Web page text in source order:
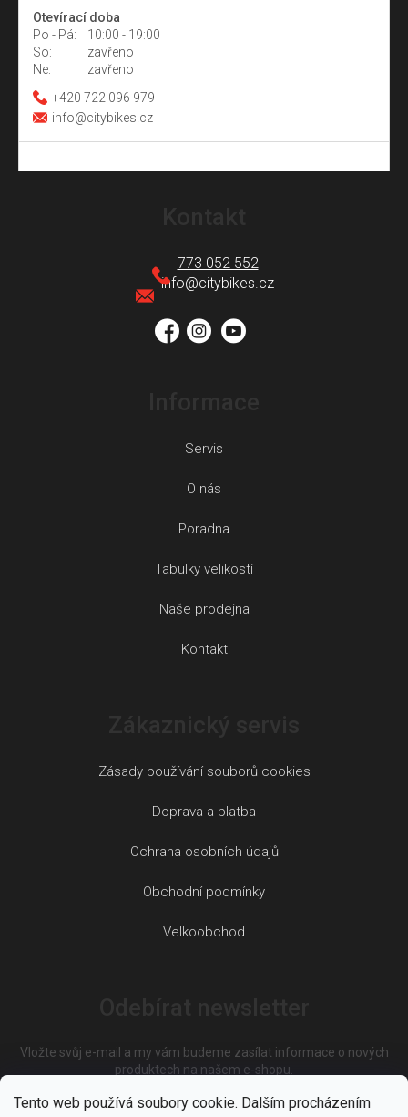
Tento web používá soubory cookie. Dalším procházením
Otevírací doba
Po - Pá:
10:00 - 19:00
So:
zavřeno
Ne:
zavřeno
+420 722 096 979
info@citybikes.cz
info@citybikes.cz
773 052 552
Servis
O nás
Poradna
Tabulky velikostí
Naše prodejna
Kontakt
Zásady používání souborů cookies
Doprava a platba
Ochrana osobních údajů
Obchodní podmínky
Velkoobchod
Vložte svůj e-mail a my vám budeme zasílat informace o nových
produktech na našem e-shopu.